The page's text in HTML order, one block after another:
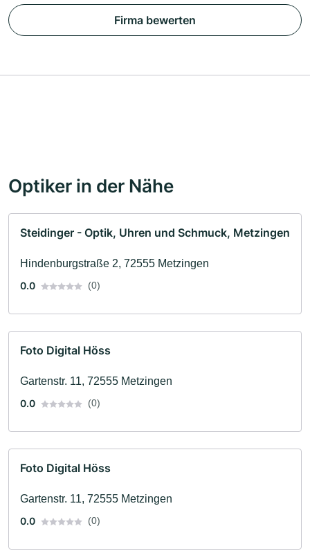
Firma bewerten
Optiker in der Nähe
Steidinger - Optik, Uhren und Schmuck, Metzingen
Hindenburgstraße 2, 72555 Metzingen
0.0
(0)
Foto Digital Höss
Gartenstr. 11, 72555 Metzingen
0.0
(0)
Foto Digital Höss
Gartenstr. 11, 72555 Metzingen
0.0
(0)